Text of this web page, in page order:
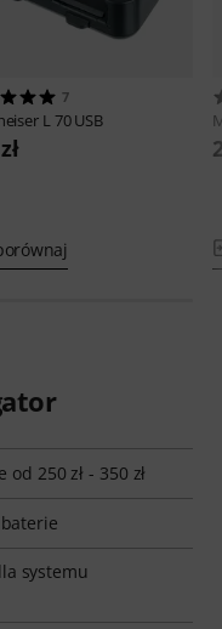
7
L 70 USB
250 zł - 350 zł
systemu